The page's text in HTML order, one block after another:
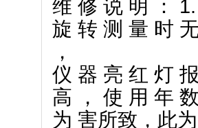
维 修 说 明 ：
旋 转 测 量 时
，
仪 器 亮 红 灯
高 ， 使 用 年
为 害所致，此